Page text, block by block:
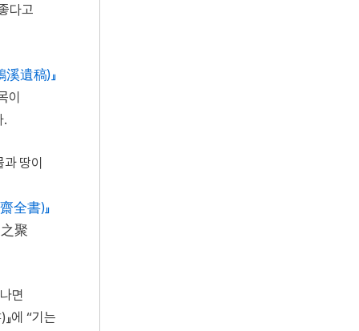
다고
溪遺稿)』
이
.
땅이
全書)』
之聚
면
에 “기는